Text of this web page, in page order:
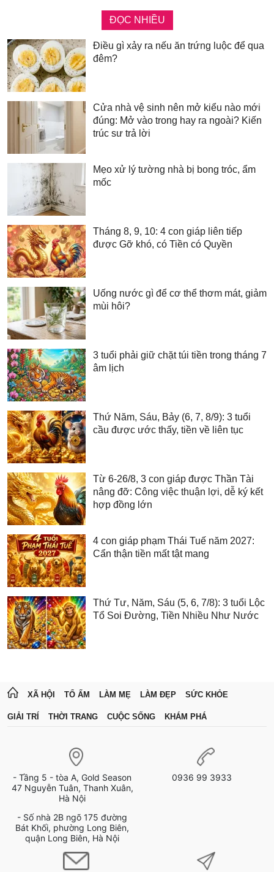
ĐỌC NHIỀU
Điều gì xảy ra nếu ăn trứng luộc để qua
đêm?
Cửa nhà vệ sinh nên mở kiểu nào mới
đúng: Mở vào trong hay ra ngoài? Kiến
trúc sư trả lời
Mẹo xử lý tường nhà bị bong tróc, ẩm
mốc
Tháng 8, 9, 10: 4 con giáp liên tiếp
được Gỡ khó, có Tiền có Quyền
Uống nước gì để cơ thể thơm mát, giảm
mùi hôi?
3 tuổi phải giữ chặt túi tiền trong tháng 7
âm lịch
Thứ Năm, Sáu, Bảy (6, 7, 8/9): 3 tuổi
cầu được ước thấy, tiền về liên tục
Từ 6-26/8, 3 con giáp được Thần Tài
nâng đỡ: Công việc thuận lợi, dễ ký kết
hợp đồng lớn
4 con giáp phạm Thái Tuế năm 2027:
Cẩn thận tiền mất tật mang
Thứ Tư, Năm, Sáu (5, 6, 7/8): 3 tuổi Lộc
Tổ Soi Đường, Tiền Nhiều Như Nước
XÃ HỘI TỔ ẤM LÀM MẸ LÀM ĐẸP SỨC KHỎE
GIẢI TRÍ THỜI TRANG CUỘC SỐNG KHÁM PHÁ
- Tầng 5 - tòa A, Gold Season
47 Nguyễn Tuân, Thanh Xuân,
Hà Nội
- Số nhà 2B ngõ 175 đường
Bát Khối, phường Long Biên,
quận Long Biên, Hà Nội
0936 99 3933